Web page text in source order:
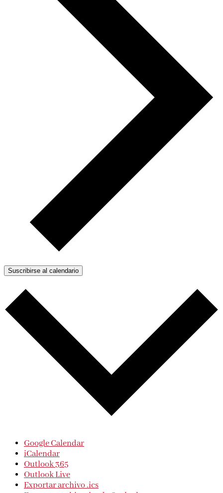
Suscribirse al calendario
Google Calendar
iCalendar
Outlook 365
Outlook Live
Exportar archivo .ics